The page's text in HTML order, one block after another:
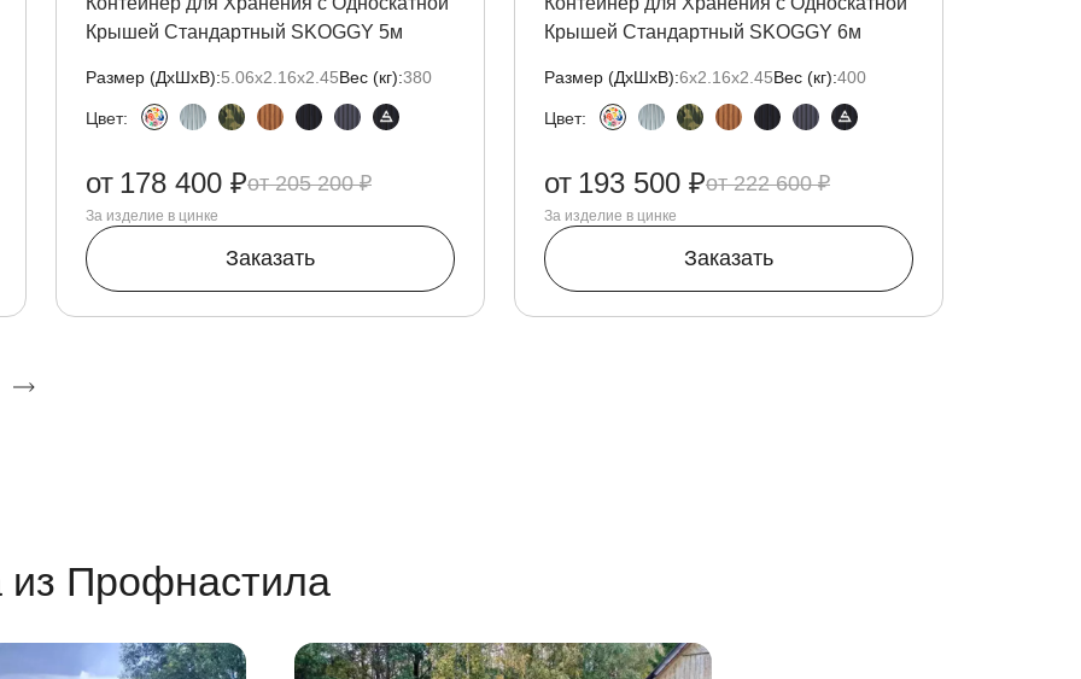
Крышей Стандартный SKOGGY 5м
Размер (ДxШxВ):5.06х2.16х2.45Вес (кг):380
Цвет:
205 200 ₽
от 178 400 ₽
За изделие в цинке
Заказать
Крышей Стандартный SKOGGY 6м
Размер (ДxШxВ):6х2.16х2.45Вес (кг):400
Цвет:
222 600 ₽
от 193 500 ₽
За изделие в цинке
Заказать
из Профнастила